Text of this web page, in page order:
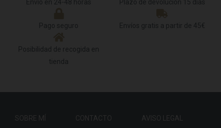
Envío en 24-48 horas Plazo de devolución 15 días
Pago seguro Envíos gratis a partir de 45€
Posibilidad de recogida en
tienda
SOBRE MÍ CONTACTO AVISO LEGAL